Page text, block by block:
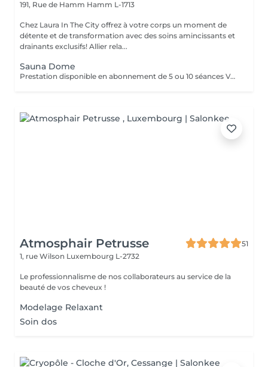
191, Rue de Hamm Hamm L-1713
Chez Laura In The City offrez à votre corps un moment de
détente et de transformation avec des soins amincissants et
drainants exclusifs! Allier rela...
Sauna Dome
Prestation disponible en abonnement de 5 ou 10 séances Vous recherchez une expérience de bien-être et de minceur incomparable à Luxembourg ? Laura in the City vous propose en exclusivité des séances de Sauna Dôme. Ce soin haut de gamme alliant relaxation profonde et détoxication naturelle. Idéal pour éliminer les toxines et apaiser le corps, le sauna dôme offre un moment privilégié de détente dans un cadre luxueux et intimiste. Mais surtout un soin minceur incroyable, il vous fera mincir en peu de temps et peu d'effort. Avec le Sauna Dôme vous pouvez perdre en moyenne 4,4cm au niveau du ventre. Le Sauna Dôme japonais est un appareil permettant de détoxifier le corps, de ré-équilibrer son énergie et de se détendre en profondeur. Il fonctionne en chauffant l'air à l'intérieur du dôme à des températures réglables, généralement entre 35°C et 80°C L'un des bienfaits majeurs du sauna japonais réside dans sa capacité à éliminer les toxines logées en profondeur dans l'organisme. Grâce à la chaleur infrarouge, le corps transpire plus abondamment, ce qui favorise l'évacuation des métaux lourds, des polluants et des déchets métaboliques.
Atmosphair Petrusse
51
1, rue Wilson Luxembourg L-2732
Le professionnalisme de nos collaborateurs au service de la
beauté de vos cheveux !
Modelage Relaxant
Soin dos